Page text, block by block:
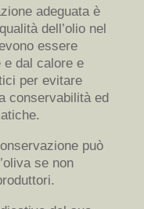
adeguata è
dell’olio nel
essere
dal calore e
per evitare
conservabilità ed
può
se non